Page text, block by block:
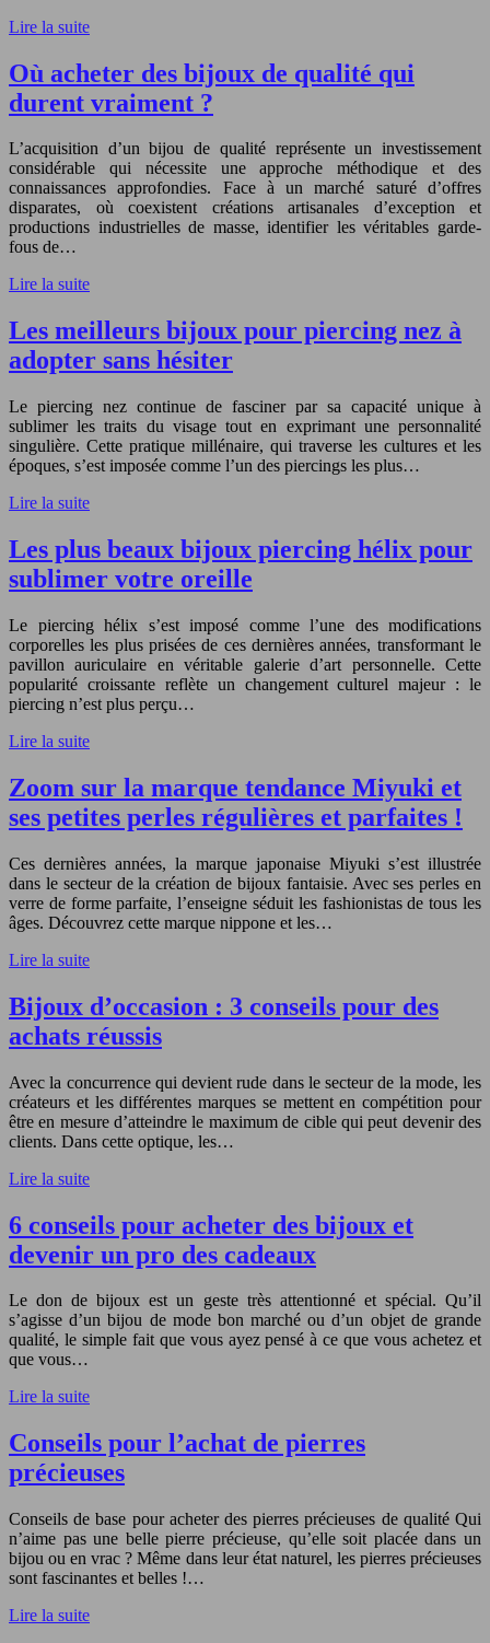
Lire la suite
Où acheter des bijoux de qualité qui
durent vraiment ?
L’acquisition d’un bijou de qualité représente un investissement
considérable qui nécessite une approche méthodique et des
connaissances approfondies. Face à un marché saturé d’offres
disparates, où coexistent créations artisanales d’exception et
productions industrielles de masse, identifier les véritables garde-
fous de…
Lire la suite
Les meilleurs bijoux pour piercing nez à
adopter sans hésiter
Le piercing nez continue de fasciner par sa capacité unique à
sublimer les traits du visage tout en exprimant une personnalité
singulière. Cette pratique millénaire, qui traverse les cultures et les
époques, s’est imposée comme l’un des piercings les plus…
Lire la suite
Les plus beaux bijoux piercing hélix pour
sublimer votre oreille
Le piercing hélix s’est imposé comme l’une des modifications
corporelles les plus prisées de ces dernières années, transformant le
pavillon auriculaire en véritable galerie d’art personnelle. Cette
popularité croissante reflète un changement culturel majeur : le
piercing n’est plus perçu…
Lire la suite
Zoom sur la marque tendance Miyuki et
ses petites perles régulières et parfaites !
Ces dernières années, la marque japonaise Miyuki s’est illustrée
dans le secteur de la création de bijoux fantaisie. Avec ses perles en
verre de forme parfaite, l’enseigne séduit les fashionistas de tous les
âges. Découvrez cette marque nippone et les…
Lire la suite
Bijoux d’occasion : 3 conseils pour des
achats réussis
Avec la concurrence qui devient rude dans le secteur de la mode, les
créateurs et les différentes marques se mettent en compétition pour
être en mesure d’atteindre le maximum de cible qui peut devenir des
clients. Dans cette optique, les…
Lire la suite
6 conseils pour acheter des bijoux et
devenir un pro des cadeaux
Le don de bijoux est un geste très attentionné et spécial. Qu’il
s’agisse d’un bijou de mode bon marché ou d’un objet de grande
qualité, le simple fait que vous ayez pensé à ce que vous achetez et
que vous…
Lire la suite
Conseils pour l’achat de pierres
précieuses
Conseils de base pour acheter des pierres précieuses de qualité Qui
n’aime pas une belle pierre précieuse, qu’elle soit placée dans un
bijou ou en vrac ? Même dans leur état naturel, les pierres précieuses
sont fascinantes et belles !…
Lire la suite